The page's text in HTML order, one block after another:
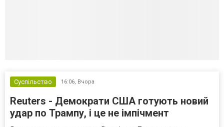
Суспільство 16:06, Вчора
Reuters - Демократи США готують новий
удар по Трампу, і це не імпічмент